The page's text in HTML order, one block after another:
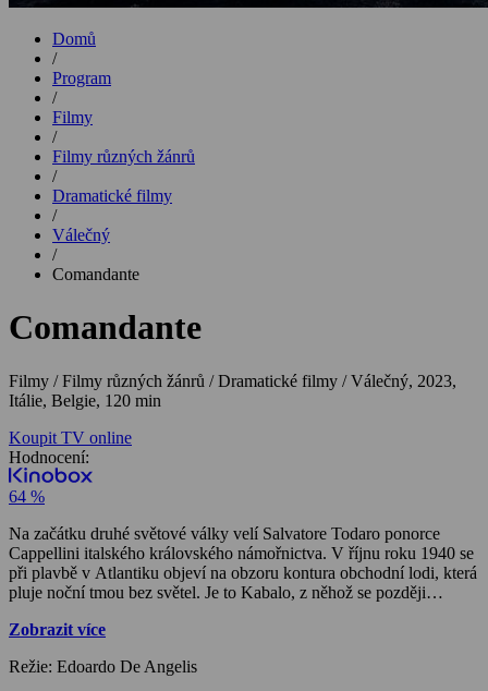
Domů
/
Program
/
Filmy
/
Filmy různých žánrů
/
Dramatické filmy
/
Válečný
/
Comandante
Comandante
Filmy / Filmy různých žánrů / Dramatické filmy / Válečný, 2023,
Itálie, Belgie, 120 min
Koupit TV online
Hodnocení:
64 %
Na začátku druhé světové války velí Salvatore Todaro ponorce
Cappellini italského královského námořnictva. V říjnu roku 1940 se
při plavbě v Atlantiku objeví na obzoru kontura obchodní lodi, která
pluje noční tmou bez světel. Je to Kabalo, z něhož se později
italskou posádku. Následuje krátká, ale zuřivá bitva, v níž Todaro
rozhodnutí, které vejde do dějin: zachránit šestadvacet členů
Zobrazit více
Režie: Edoardo De Angelis